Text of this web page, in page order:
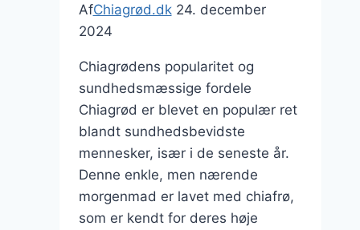
AfChiagrød.dk 24. december
2024
Chiagrødens popularitet og
sundhedsmæssige fordele
Chiagrød er blevet en populær ret
blandt sundhedsbevidste
mennesker, især i de seneste år.
Denne enkle, men nærende
morgenmad er lavet med chiafrø,
som er kendt for deres høje